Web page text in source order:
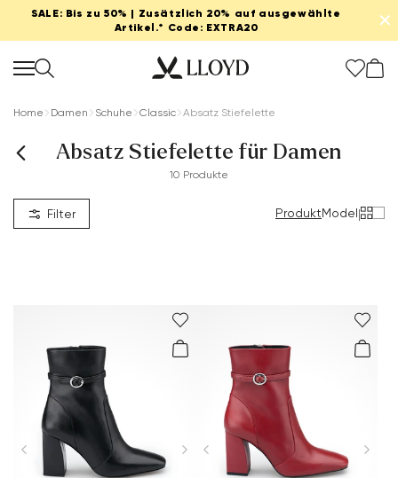
SALE: Bis zu 50% | Zusätzlich 20% auf ausgewählte
Artikel.* Code: EXTRA20
✕
SALE
Bekleidung
Accessoires
Kollektionen
Home Damen Schuhe Classic Absatz Stiefelette
Absatz Stiefelette für Damen
10 Produkte
Filter ProduktModel|